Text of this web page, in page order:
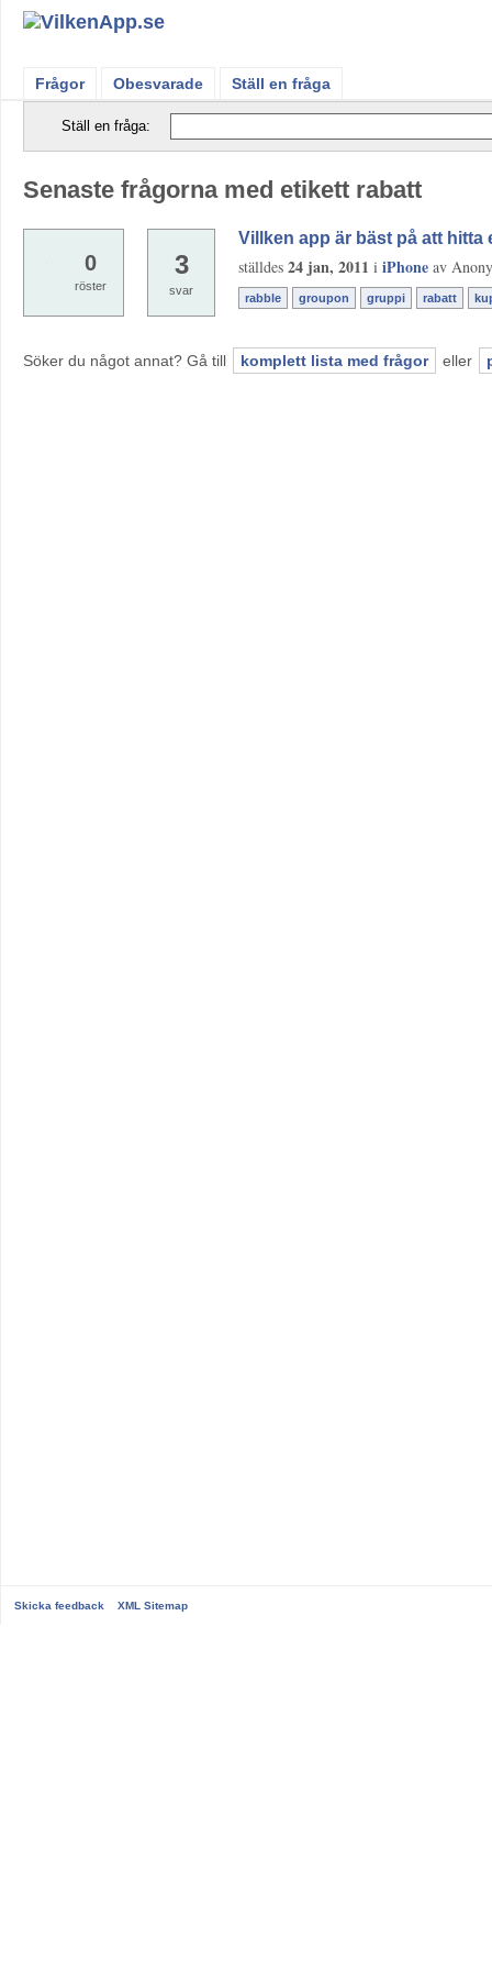
Frågor Obesvarade Ställ en fråga
Ställ en fråga:
Senaste frågorna med etikett rabatt
0
röster
3
svar
Villken app är bäst på att
ställdes 24 jan, 2011 i iPhone av
rabble groupon gruppi rabatt
Söker du något annat? Gå till komplett lista med frågor eller
Skicka feedback XML Sitemap